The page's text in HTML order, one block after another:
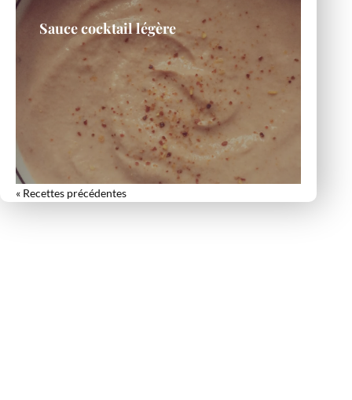
Sauce cocktail légère
« Entrées précédentes